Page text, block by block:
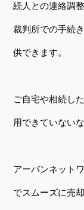
続人との連絡調
裁判所での手続
供できます。
ご自宅や相続し
用できていない
アーバンネット
でスムーズに売